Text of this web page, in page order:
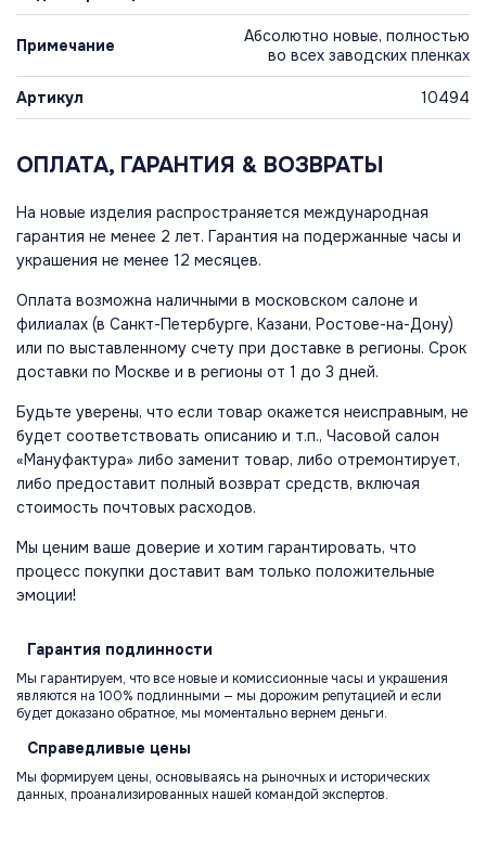
Примечание
Абсолютно новые, полностью
во всех заводских пленках
Артикул 10494
ОПЛАТА, ГАРАНТИЯ & ВОЗВРАТЫ
На новые изделия распространяется международная
гарантия не менее 2 лет. Гарантия на подержанные часы и
украшения не менее 12 месяцев.
Оплата возможна наличными в московском салоне и
филиалах (в Санкт-Петербурге, Казани, Ростове-на-Дону)
или по выставленному счету при доставке в регионы. Срок
доставки по Москве и в регионы от 1 до 3 дней.
Будьте уверены, что если товар окажется неисправным, не
будет соответствовать описанию и т.п., Часовой салон
«Мануфактура» либо заменит товар, либо отремонтирует,
либо предоставит полный возврат средств, включая
стоимость почтовых расходов.
Мы ценим ваше доверие и хотим гарантировать, что
процесс покупки доставит вам только положительные
эмоции!
Гарантия подлинности
Мы гарантируем, что все новые и комиссионные часы и украшения
являются на 100% подлинными — мы дорожим репутацией и если
будет доказано обратное, мы моментально вернем деньги.
Справедливые цены
Мы формируем цены, основываясь на рыночных и исторических
данных, проанализированных нашей командой экспертов.